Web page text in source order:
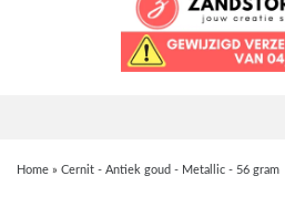
Home » Cernit - Antiek goud - Metallic - 56 gram